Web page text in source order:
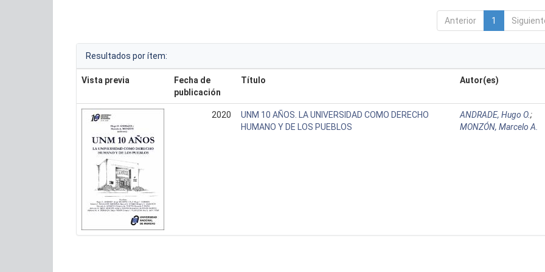
Anterior 1
Resultados por ítem:
Vista previa
Fecha de
publicación
Título Autor(es)
2020
UNM 10 AÑOS. LA UNIVERSIDAD COMO DERECHO
HUMANO Y DE LOS PUEBLOS
ANDRADE, Hugo O.;
MONZÓN, Marcelo A.